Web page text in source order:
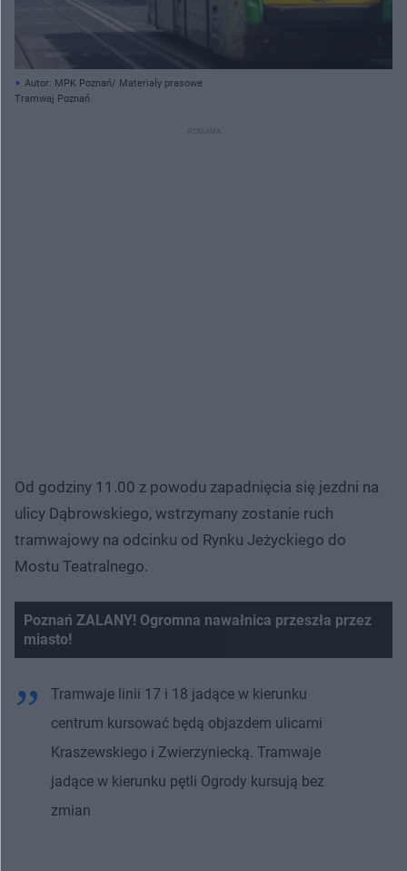
Autor: MPK Poznań/ Materiały prasowe
Tramwaj Poznań
Od godziny 11.00 z powodu zapadnięcia się jezdni na
ulicy Dąbrowskiego, wstrzymany zostanie ruch
tramwajowy na odcinku od Rynku Jeżyckiego do
Mostu Teatralnego.
Poznań ZALANY! Ogromna nawałnica przeszła przez
miasto!
Spróbuj ponownie
Tramwaje linii 17 i 18 jadące w kierunku
centrum kursować będą objazdem ulicami
Kraszewskiego i Zwierzyniecką. Tramwaje
jadące w kierunku pętli Ogrody kursują bez
zmian